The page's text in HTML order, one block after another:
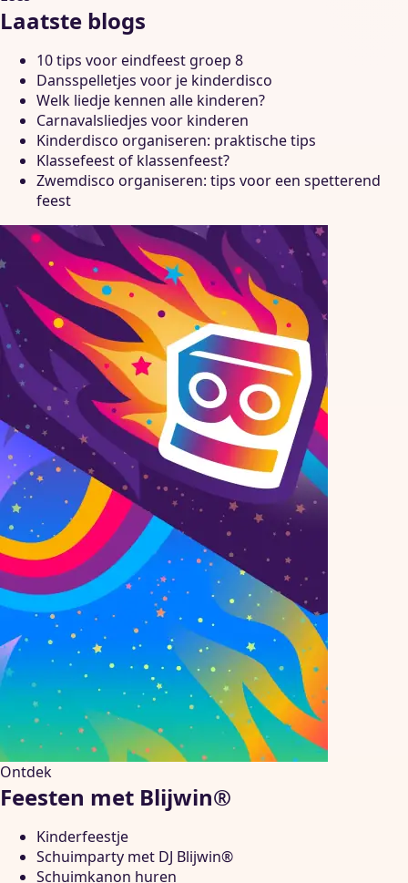
Laatste blogs
10 tips voor eindfeest groep 8
Dansspelletjes voor je kinderdisco
Welk liedje kennen alle kinderen?
Carnavalsliedjes voor kinderen
Kinderdisco organiseren: praktische tips
Klassefeest of klassenfeest?
Zwemdisco organiseren: tips voor een spetterend
feest
Ontdek
Feesten met Blijwin®
Kinderfeestje
Schuimparty met DJ Blijwin®
Schuimkanon huren